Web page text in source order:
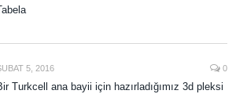
5, 2016 0
Turkcell ana bayii için hazırladığımız 3d pleksi